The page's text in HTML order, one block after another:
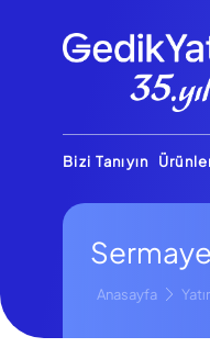
Bizi Tanıyın
Anasayfa